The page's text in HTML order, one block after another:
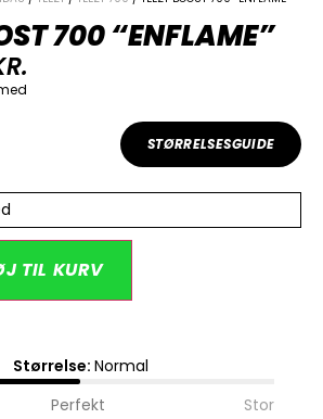
700 “ENFLAME”
STØRRELSESGUIDE
TIL KURV
Størrelse: Normal
Perfekt Stor